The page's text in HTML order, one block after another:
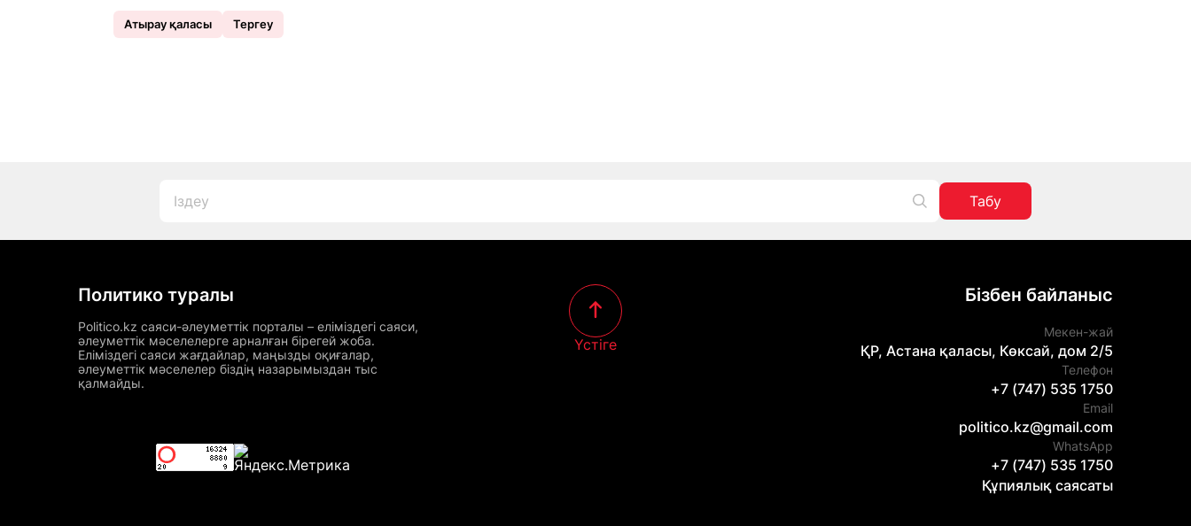
Атырау қаласы Тергеу
Табу
Политико туралы
Politico.kz саяси-әлеуметтік порталы – еліміздегі саяси,
әлеуметтік мәселелерге арналған бірегей жоба.
Еліміздегі саяси жағдайлар, маңызды оқиғалар,
әлеуметтік мәселелер біздің назарымыздан тыс
қалмайды.
Үстіге
Бізбен байланыс
Мекен-жай
ҚР, Астана қаласы, Көксай, дом 2/5
Телефон
+7 (747) 535 1750
Email
politico.kz@gmail.com
WhatsApp
+7 (747) 535 1750
Құпиялық саясаты